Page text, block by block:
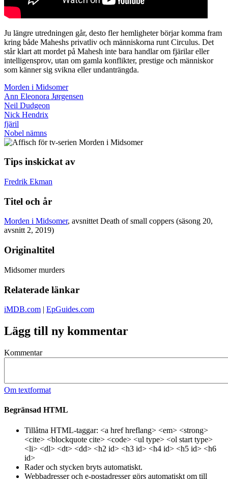
Ju längre utredningen går, desto fler hemligheter börjar komma fram
kring både Maheshs privatliv och människorna runt Circulus. Det
står klart att mordet på Mahesh inte bara handlar om fjärilar eller
intelligensprov, utan om gamla konflikter, prestige och människor
som känner sig svikna eller undanträngda.
Morden i Midsomer
Ann Eleonora Jørgensen
Neil Dudgeon
Nick Hendrix
fjäril
Nobel nämns
Tips inskickat av
Fredrik Ekman
Titel och år
Morden i Midsomer, avsnittet Death of small coppers (säsong 20,
avsnitt 2, 2019)
Originaltitel
Midsomer murders
Relaterade länkar
iMDB.com | EpGuides.com
Lägg till ny kommentar
Kommentar
Om textformat
Begränsad HTML
Tillåtna HTML-taggar: <a href hreflang> <em> <strong>
<cite> <blockquote cite> <code> <ul type> <ol start type>
<li> <dl> <dt> <dd> <h2 id> <h3 id> <h4 id> <h5 id> <h6
id>
Rader och stycken bryts automatiskt.
Webbadresser och e-postadresser görs automatiskt om till